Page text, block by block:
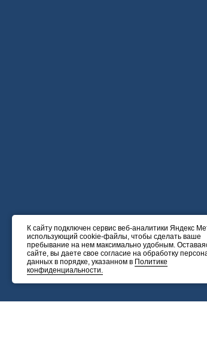
К сайту подключен сервис веб-аналитики Яндекс
использующий cookie-файлы, чтобы сделать ваше
пребывание на нем максимально удобным.
сайте, вы даете свое согласие на обработку
данных в порядке, указанном в Политике
конфиденциальности.